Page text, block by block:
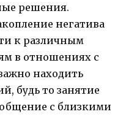
решения.
негатива
к различным
в отношениях с
находить
будь то занятие
с близкими